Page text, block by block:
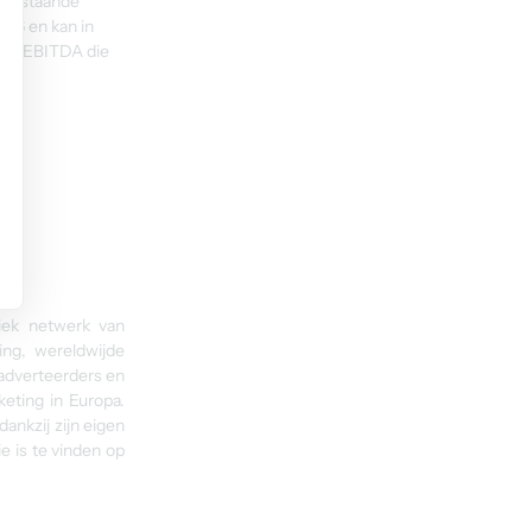
en kan in
EBITDA die
netwerk van
wereldwijde
en
in Europa.
zijn eigen
is te vinden op